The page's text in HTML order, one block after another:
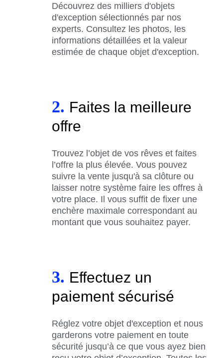
Découvrez des milliers d'objets
d'exception sélectionnés par nos
experts. Consultez les photos, les
informations détaillées et la valeur
estimée de chaque objet d'exception.
2. Faites la meilleure
offre
Trouvez l’objet de vos rêves et faites
l’offre la plus élevée. Vous pouvez
suivre la vente jusqu'à sa clôture ou
laisser notre système faire les offres à
votre place. Il vous suffit de fixer une
enchère maximale correspondant au
montant que vous souhaitez payer.
3. Effectuez un
paiement sécurisé
Réglez votre objet d'exception et nous
garderons votre paiement en toute
sécurité jusqu’à ce que vous ayez bien